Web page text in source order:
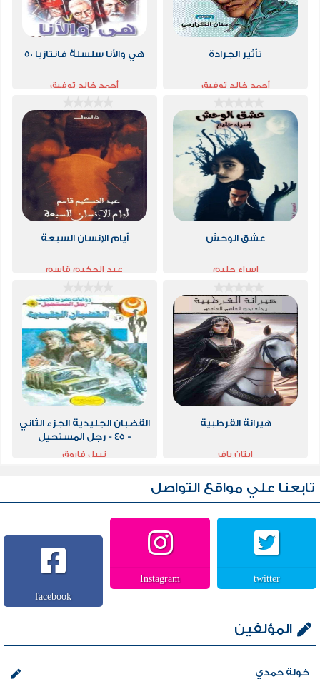
تأثير الجرادة
أحمد خالد توفيق
هي والأنا سلسلة فانتازيا 50
أحمد خالد توفيق
عشق الوحش
إسراء حليم
أيام الإنسان السبعة
عبد الحكيم قاسم
هيرانة القرطبية
ايتان ياف
القضبان الجليدية الجزء الثاني
- 45 - رجل المستحيل
نبيل فاروق
تابعنا علي مواقع التواصل
twitter
Instagram
facebook
المؤلفين
خولة حمدي